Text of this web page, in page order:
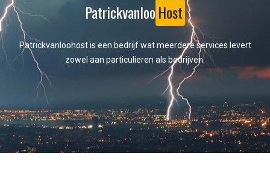
PatrickvanlooHost
Patrickvanloohost is een bedrijf wat meerdere services levert
zowel aan particulieren als bedrijven.